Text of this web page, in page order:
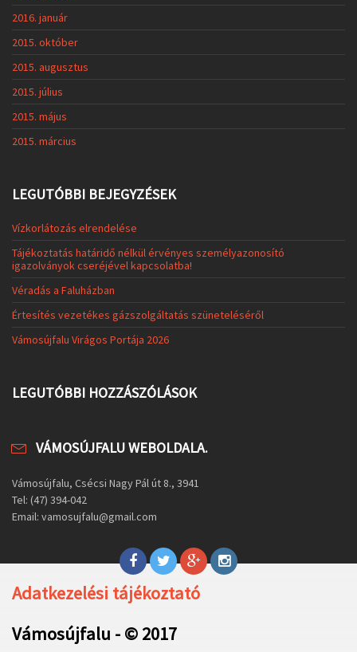
2016. január
2015. október
2015. augusztus
2015. július
2015. május
2015. március
LEGUTÓBBI BEJEGYZÉSEK
Vízkorlátozás elrendelése
Tájékoztatás határidő nélkül érvényes személyazonosító
igazolványok cseréjével kapcsolatba!
Véradás a Faluházban
Értesítés vezetékes gázszolgáltatás szüneteléséről
Vámosújfalu Virágos Portája 2026
LEGUTÓBBI HOZZÁSZÓLÁSOK
VÁMOSÚJFALU WEBOLDALA.
Vámosújfalu, Csécsi Nagy Pál út 8., 3941
Tel: (47) 394-042
Email: vamosujfalu@gmail.com
Adatkezelési tájékoztató
Vámosújfalu - © 2017